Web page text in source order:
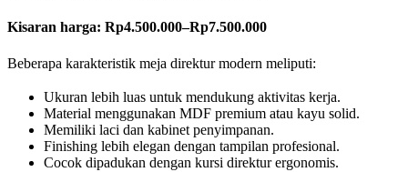
Kisaran harga: Rp4.500.000–Rp7.500.000
Beberapa karakteristik meja direktur modern meliputi:
Ukuran lebih luas untuk mendukung aktivitas kerja.
Material menggunakan MDF premium atau kayu solid.
Memiliki laci dan kabinet penyimpanan.
Finishing lebih elegan dengan tampilan profesional.
Cocok dipadukan dengan kursi direktur ergonomis.